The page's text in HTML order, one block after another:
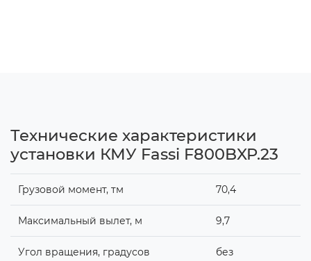
Технические характеристики
установки КМУ Fassi F800BXP.23
Грузовой момент, тм 70,4
Максимальный вылет, м 9,7
Угол вращения, градусов
без